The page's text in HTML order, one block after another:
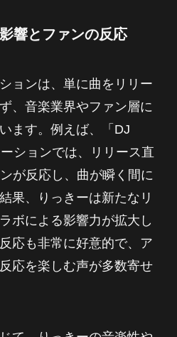
響とファンの反応
ョンは、単に曲をリリー
、音楽業界やファン層に
ます。例えば、「DJ
ションでは、リリース直
が反応し、曲が瞬く間に
果、りっきーは新たなリ
ボによる影響力が拡大し
応も非常に好意的で、ア
応を楽しむ声が多数寄せ